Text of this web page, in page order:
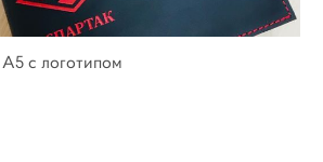
с логотипом